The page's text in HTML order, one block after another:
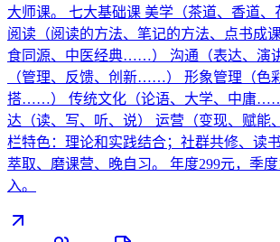
大师课。 七大基础课 美学（茶道、香道
阅读（阅读的方法、笔记的方法、点书
食同源、中医经典……） 沟通（表达、
（管理、反馈、创新……） 形象管理（色
搭……） 传统文化（论语、大学、中庸
达（读、写、听、说） 运营（变现、赋能
栏特色：理论和实践结合；社群共修、读
萃取、磨课营、晚自习。 年度299元，季度
入。